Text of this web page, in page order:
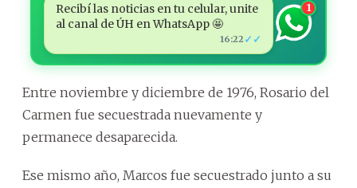
Recibí las noticias en tu celular, unite
al canal de ÚH en WhatsApp 🤩
16:22 ✓✓
1
Entre noviembre y diciembre de 1976, Rosario del
Carmen fue secuestrada nuevamente y
permanece desaparecida.
Ese mismo año, Marcos fue secuestrado junto a su